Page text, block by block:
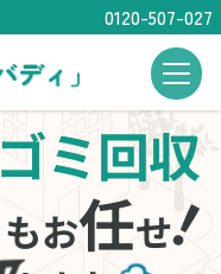
0120-507-027
ミ回収
もお任せ